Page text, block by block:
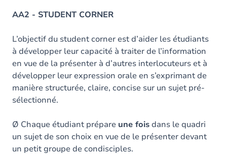
AA2 - STUDENT CORNER
L’objectif du student corner est d’aider les étudiants
à développer leur capacité à traiter de l’information
en vue de la présenter à d’autres interlocuteurs et à
développer leur expression orale en s’exprimant de
manière structurée, claire, concise sur un sujet pré-
sélectionné.
Ø Chaque étudiant prépare une foisdans le quadri
un sujet de son choix en vue de le présenter devant
un petit groupe de condisciples.